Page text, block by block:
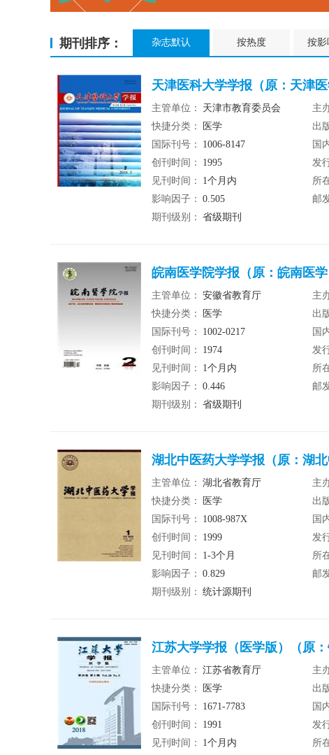
期刊排序： 杂志默认 按热度 按影
天津医科大学学报（原：天津
主管单位： 天津市教育委员会 主
快捷分类：
医学 出
国际刊号：
1006-8147 国
创刊时间：
1995 发
见刊时间：
1个月内 所
影响因子： 0.505 邮
期刊级别： 省级期刊
皖南医学院学报（原：皖南医学
主管单位： 安徽省教育厅 主
快捷分类：
医学 出
国际刊号：
1002-0217 国
创刊时间：
1974 发
见刊时间：
1个月内 所
影响因子： 0.446 邮
期刊级别： 省级期刊
湖北中医药大学学报（原：湖
主管单位： 湖北省教育厅 主
快捷分类：
医学 出
国际刊号：
1008-987X 国
创刊时间：
1999 发
见刊时间：
1-3个月 所
影响因子： 0.829 邮
期刊级别： 统计源期刊
江苏大学学报（医学版）（原
主管单位： 江苏省教育厅 主
快捷分类：
医学 出
国际刊号：
1671-7783 国
创刊时间：
1991 发
见刊时间：
1个月内 所